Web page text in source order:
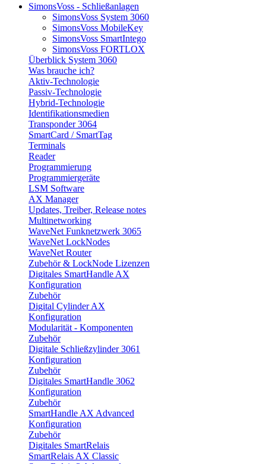
SimonsVoss - Schließanlagen
SimonsVoss System 3060
SimonsVoss MobileKey
SimonsVoss SmartIntego
SimonsVoss FORTLOX
Überblick System 3060
Was brauche ich?
Aktiv-Technologie
Passiv-Technologie
Hybrid-Technologie
Identifikationsmedien
Transponder 3064
SmartCard / SmartTag
Terminals
Reader
Programmierung
Programmiergeräte
LSM Software
AX Manager
Updates, Treiber, Release notes
Multinetworking
WaveNet Funknetzwerk 3065
WaveNet LockNodes
WaveNet Router
Zubehör & LockNode Lizenzen
Digitales SmartHandle AX
Konfiguration
Zubehör
Digital Cylinder AX
Konfiguration
Modularität - Komponenten
Zubehör
Digitale Schließzylinder 3061
Konfiguration
Zubehör
Digitales SmartHandle 3062
Konfiguration
Zubehör
SmartHandle AX Advanced
Konfiguration
Zubehör
Digitales SmartRelais
SmartRelais AX Classic